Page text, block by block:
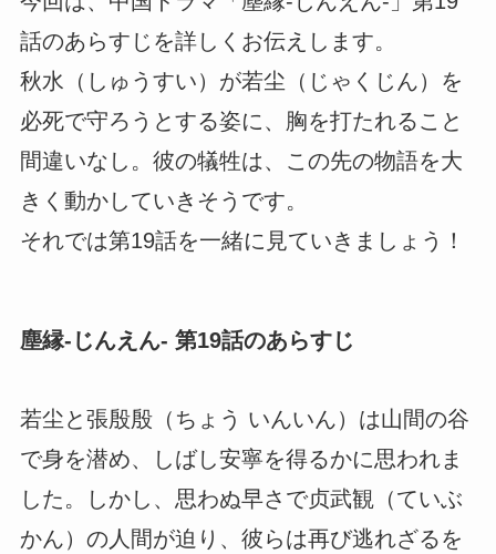
話のあらすじを詳しくお伝えします。
秋水（しゅうすい）が若尘（じゃくじん）を
必死で守ろうとする姿に、胸を打たれること
間違いなし。彼の犠牲は、この先の物語を大
きく動かしていきそうです。
それでは第19話を一緒に見ていきましょう！
塵縁-じんえん- 第19話のあらすじ
若尘と張殷殷（ちょう いんいん）は山間の谷
で身を潜め、しばし安寧を得るかに思われま
した。しかし、思わぬ早さで贞武観（ていぶ
かん）の人間が迫り、彼らは再び逃れざるを